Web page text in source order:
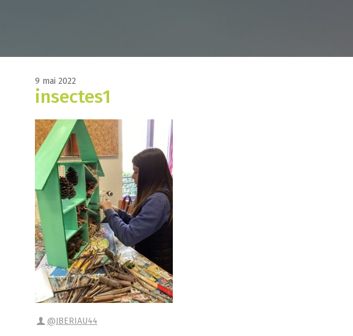
9 mai 2022
insectes1
@JBERIAU44